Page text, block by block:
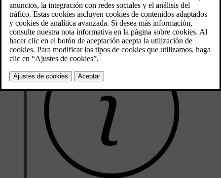
para instalarlo correctamente.